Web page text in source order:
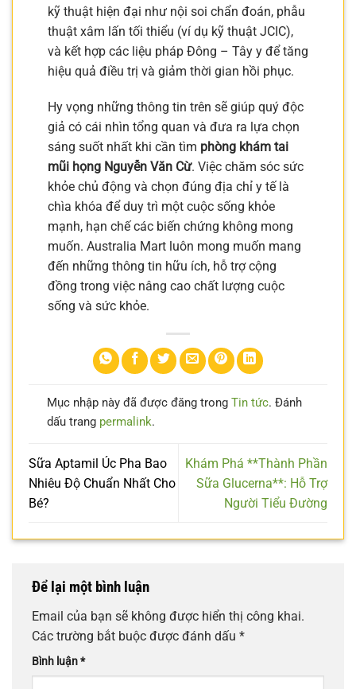
kỹ thuật hiện đại như nội soi chẩn đoán, phẫu
thuật xâm lấn tối thiểu (ví dụ kỹ thuật JCIC),
và kết hợp các liệu pháp Đông – Tây y để tăng
hiệu quả điều trị và giảm thời gian hồi phục.
Hy vọng những thông tin trên sẽ giúp quý độc
giả có cái nhìn tổng quan và đưa ra lựa chọn
sáng suốt nhất khi cần tìm phòng khám tai
mũi họng Nguyễn Văn Cừ. Việc chăm sóc sức
khỏe chủ động và chọn đúng địa chỉ y tế là
chìa khóa để duy trì một cuộc sống khỏe
mạnh, hạn chế các biến chứng không mong
muốn. Australia Mart luôn mong muốn mang
đến những thông tin hữu ích, hỗ trợ cộng
đồng trong việc nâng cao chất lượng cuộc
sống và sức khỏe.
Mục nhập này đã được đăng trong Tin tức. Đánh
dấu trang permalink.
Sữa Aptamil Úc Pha Bao
Nhiêu Độ Chuẩn Nhất Cho
Bé?
Khám Phá **Thành Phần
Sữa Glucerna**: Hỗ Trợ
Người Tiểu Đường
Để lại một bình luận
Email của bạn sẽ không được hiển thị công khai.
Các trường bắt buộc được đánh dấu *
Bình luận*